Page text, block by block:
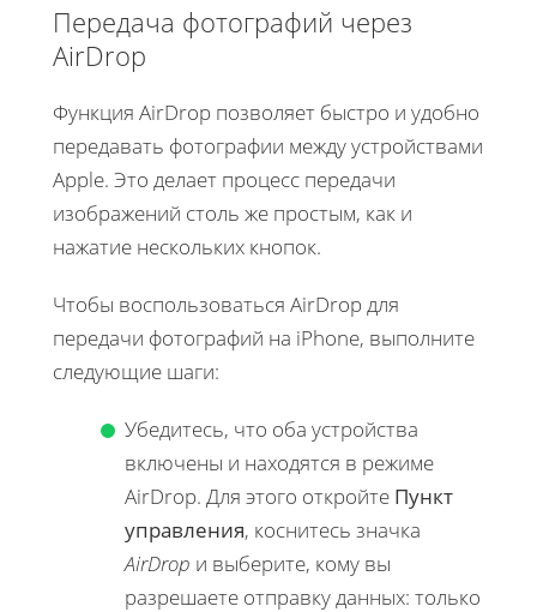
Передача фотографий через
AirDrop
Функция AirDrop позволяет быстро и удобно
передавать фотографии между устройствами
Apple. Это делает процесс передачи
изображений столь же простым, как и
нажатие нескольких кнопок.
Чтобы воспользоваться AirDrop для
передачи фотографий на iPhone, выполните
следующие шаги:
Убедитесь, что оба устройства
включены и находятся в режиме
AirDrop. Для этого откройте Пункт
управления, коснитесь значка
AirDrop и выберите, кому вы
разрешаете отправку данных: только